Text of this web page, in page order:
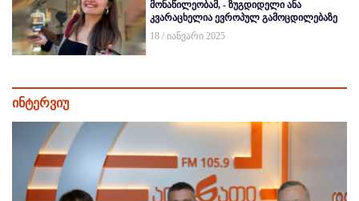
მონაწილეობამ, - ზუგდიდელი ანა
კვარაცხელია ევროპულ გამოცდილებაზე
18 / იანვარი 2025
ინტერვიუ